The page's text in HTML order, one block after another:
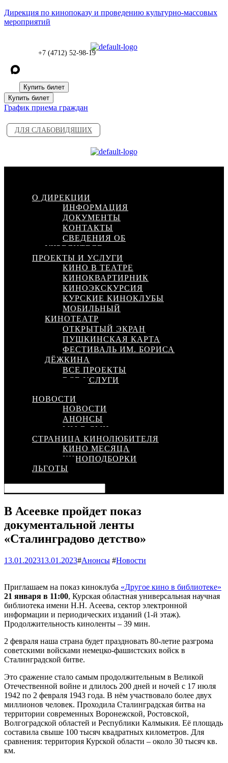
Дирекция по кинопоказу и проведению культурно-массовых
мероприятий
+7 (4712) 52-98-19
Купить билет
Купить билет
График приема граждан
ДЛЯ СЛАБОВИДЯШИХ
О ДИРЕКЦИИ
ИНФОРМАЦИЯ
ДОКУМЕНТЫ
КОНТАКТЫ
СВЕДЕНИЯ ОБ
УЧРЕДИТЕЛЕ
ПРОЕКТЫ И УСЛУГИ
КИНО В ТЕАТРЕ
КИНОКВАРТИРНИК
КИНОЭКСКУРСИЯ
КУРСКИЕ КИНОКЛУБЫ
МОБИЛЬНЫЙ
КИНОТЕАТР
ОТКРЫТЫЙ ЭКРАН
ПУШКИНСКАЯ КАРТА
ФЕСТИВАЛЬ ИМ. БОРИСА
ДЁЖКИНА
ВСЕ ПРОЕКТЫ
ВСЕ УСЛУГИ
НОВОСТИ
НОВОСТИ
АНОНСЫ
МЫ В СМИ
СТРАНИЦА КИНОЛЮБИТЕЛЯ
КИНО МЕСЯЦА
КИНОПОДБОРКИ
ЛЬГОТЫ
В Асеевке пройдет показ
документальной ленты
«Сталинградово детство»
13.01.202313.01.2023#Анонсы #Новости
Приглашаем на показ киноклуба «Другое кино в библиотеке»
21 января в 11:00, Курская областная универсальная научная
библиотека имени Н.Н. Асеева, сектор электронной
информации и периодических изданий (1-й этаж).
Продолжительность киноленты – 39 мин.
2 февраля наша страна будет праздновать 80-летие разгрома
советскими войсками немецко-фашистских войск в
Сталинградской битве.
Это сражение стало самым продолжительным в Великой
Отечественной войне и длилось 200 дней и ночей с 17 июля
1942 по 2 февраля 1943 года. В нём участвовало более двух
миллионов человек. Проходила Сталинградская битва на
территории современных Воронежской, Ростовской,
Волгоградской областей и Республики Калмыкия. Её площадь
составила свыше 100 тысяч квадратных километров. Для
сравнения: территория Курской области – около 30 тысяч кв.
км.